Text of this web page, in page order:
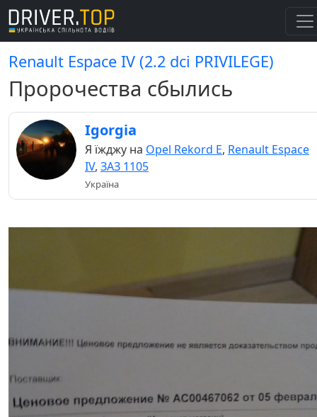
Renault Espace IV (2.2 dci PRIVILEGE)
Пророчества сбылись
Igorgia
Я їжджу на Opel Rekord E, Renault Espace
IV, ЗАЗ 1105
Україна